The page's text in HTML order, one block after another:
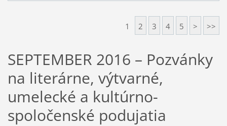
1 2 3 4 5 > >>
SEPTEMBER 2016 – Pozvánky
na literárne, výtvarné,
umelecké a kultúrno-
spoločenské podujatia